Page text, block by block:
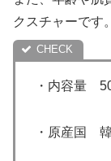
クスチャーです。
・内容量
・原産国